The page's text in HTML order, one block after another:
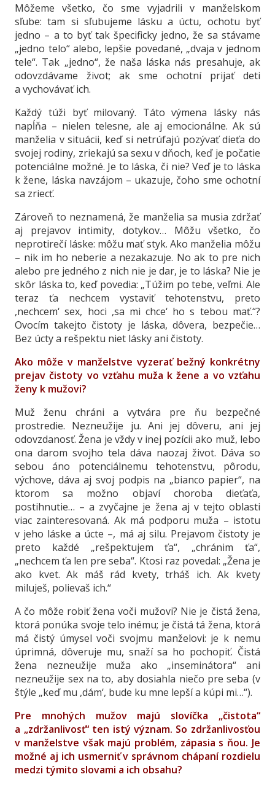
Môžeme všetko, čo sme vyjadrili v manželskom
sľube: tam si sľubujeme lásku a úctu, ochotu byť
jedno – a to byť tak špecificky jedno, že sa stávame
„jedno telo“ alebo, lepšie povedané, „dvaja v jednom
tele“. Tak „jedno“, že naša láska nás presahuje, ak
odovzdávame život; ak sme ochotní prijať deti
a vychovávať ich.
Každý túži byť milovaný. Táto výmena lásky nás
napĺňa – nielen telesne, ale aj emocionálne. Ak sú
manželia v situácii, keď si netrúfajú pozývať dieťa do
svojej rodiny, zriekajú sa sexu v dňoch, keď je počatie
potenciálne možné. Je to láska, či nie? Veď je to láska
k žene, láska navzájom – ukazuje, čoho sme ochotní
sa zriecť.
Zároveň to neznamená, že manželia sa musia zdržať
aj prejavov intimity, dotykov… Môžu všetko, čo
neprotirečí láske: môžu mať styk. Ako manželia môžu
– nik im ho neberie a nezakazuje. No ak to pre nich
alebo pre jedného z nich nie je dar, je to láska? Nie je
skôr láska to, keď povedia: „Túžim po tebe, veľmi. Ale
teraz ťa nechcem vystaviť tehotenstvu, preto
,nechcem‘ sex, hoci ,sa mi chce‘ ho s tebou mať.“?
Ovocím takejto čistoty je láska, dôvera, bezpečie…
Bez úcty a rešpektu niet lásky ani čistoty.
Ako môže v manželstve vyzerať bežný konkrétny
prejav čistoty vo vzťahu muža k žene a vo vzťahu
ženy k mužovi?
Muž ženu chráni a vytvára pre ňu bezpečné
prostredie. Nezneužije ju. Ani jej dôveru, ani jej
odovzdanosť. Žena je vždy v inej pozícii ako muž, lebo
ona darom svojho tela dáva naozaj život. Dáva so
sebou áno potenciálnemu tehotenstvu, pôrodu,
výchove, dáva aj svoj podpis na „bianco papier“, na
ktorom sa možno objaví choroba dieťaťa,
postihnutie… – a zvyčajne je žena aj v tejto oblasti
viac zainteresovaná. Ak má podporu muža – istotu
v jeho láske a úcte –, má aj silu. Prejavom čistoty je
preto každé „rešpektujem ťa“, „chránim ťa“,
„nechcem ťa len pre seba“. Ktosi raz povedal: „Žena je
ako kvet. Ak máš rád kvety, trháš ich. Ak kvety
miluješ, polievaš ich.“
A čo môže robiť žena voči mužovi? Nie je čistá žena,
ktorá ponúka svoje telo inému; je čistá tá žena, ktorá
má čistý úmysel voči svojmu manželovi: je k nemu
úprimná, dôveruje mu, snaží sa ho pochopiť. Čistá
žena nezneužije muža ako „inseminátora“ ani
nezneužije sex na to, aby dosiahla niečo pre seba (v
štýle „keď mu ,dám‘, bude ku mne lepší a kúpi mi…“).
Pre mnohých mužov majú slovíčka „čistota“
a „zdržanlivosť“ ten istý význam. So zdržanlivosťou
v manželstve však majú problém, zápasia s ňou. Je
možné aj ich usmerniť v správnom chápaní rozdielu
medzi týmito slovami a ich obsahu?